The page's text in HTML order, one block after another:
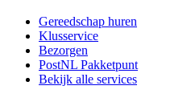
Gereedschap huren
Klusservice
Bezorgen
PostNL Pakketpunt
Bekijk alle services